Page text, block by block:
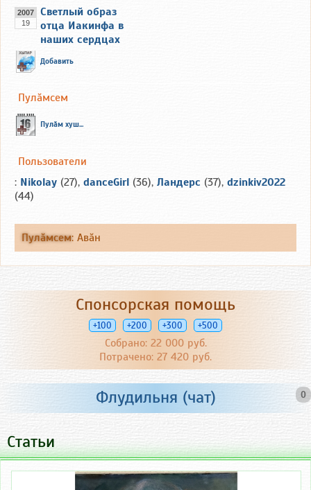
2007
19
Светлый образ
отца Иакинфа в
наших сердцах
Добавить
Пулăмсем
Пулăм хуш...
Пользователи
: Nikolay (27), danceGirl (36), Ландерс (37), dzinkiv2022
(44)
Пулăмсем: Авăн
Спонсорская помощь
+100 +200 +300 +500
Собрано: 22 000 руб.
Потрачено: 27 420 руб.
0
Флудильня (чат)
Статьи